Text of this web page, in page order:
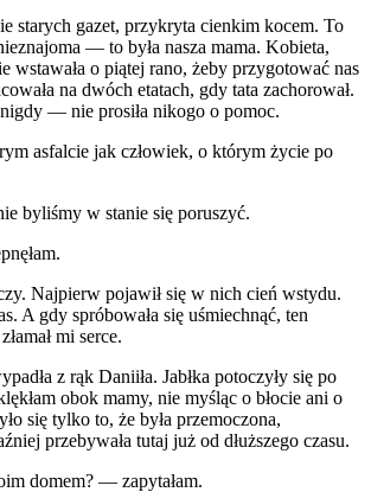
starych gazet, przykryta cienkim kocem. To
— to była nasza mama. Kobieta,
wstawała o piątej rano, żeby przygotować nas
na dwóch etatach, gdy tata zachorował.
— nie prosiła nikogo o pomoc.
asfalcie jak człowiek, o którym życie po
byliśmy w stanie się poruszyć.
Najpierw pojawił się w nich cień wstydu.
A gdy spróbowała się uśmiechnąć, ten
mi serce.
z rąk Daniiła. Jabłka potoczyły się po
obok mamy, nie myśląc o błocie ani o
się tylko to, że była przemoczona,
przebywała tutaj już od dłuższego czasu.
domem? — zapytałam.